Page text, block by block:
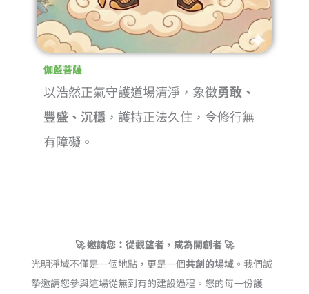
伽藍菩薩
以浩然正氣守護道場清淨，象徵勇敢、
豐盛、沉穩，護持正法久住，令修行無
有障礙。
🚀 邀請您：從觀望者，成為開創者 🚀
光明淨域不僅是一個地點，更是一個共創的場域。我們誠
摯邀請您參與這場從無到有的建設過程。您的每一份護